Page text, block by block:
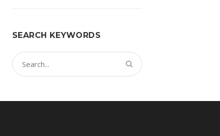
SEARCH KEYWORDS